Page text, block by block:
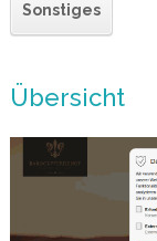
Sonstiges
Übersicht